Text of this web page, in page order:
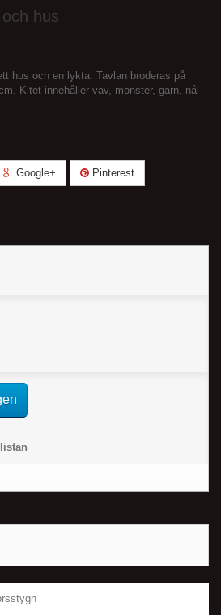
hus
hus och en lykta. Tavlan broderas på
Kitet innehåller väv, mönster, garn, nål
Google+ Pinterest